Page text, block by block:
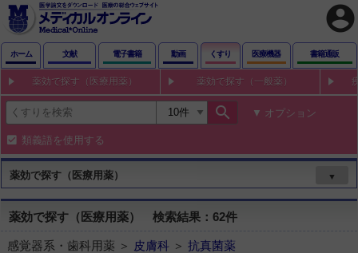
account_circle
ホーム 文献 電子書籍 動画 くすり 医療機器 書籍通販
薬効で探す（医療用薬） 薬効で探す（一般薬）
search オプション
類義語を使用する
薬効で探す（医療用薬） ▼
薬効で探す（医療用薬） 検索結果：62件
感覚器系・歯科用薬 ＞ 皮膚科 ＞ 抗真菌薬